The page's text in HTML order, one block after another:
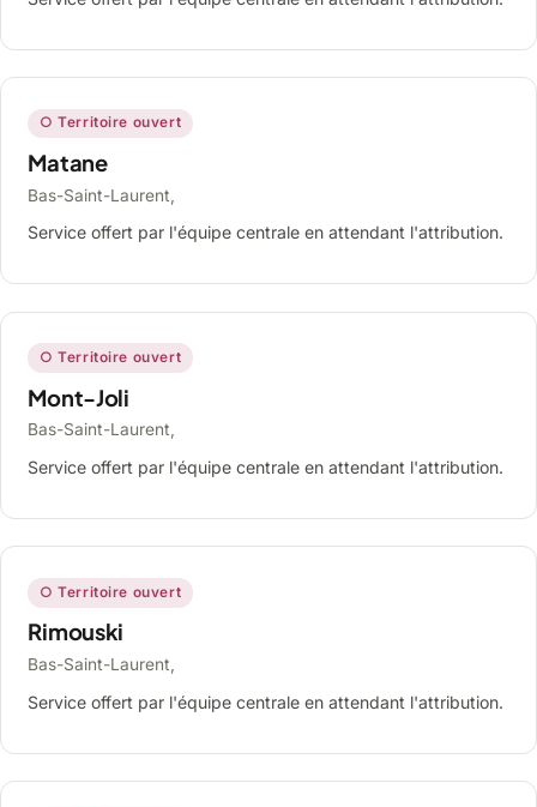
○ Territoire ouvert
Matane
Bas-Saint-Laurent,
Service offert par l'équipe centrale en attendant l'attribution.
○ Territoire ouvert
Mont-Joli
Bas-Saint-Laurent,
Service offert par l'équipe centrale en attendant l'attribution.
○ Territoire ouvert
Rimouski
Bas-Saint-Laurent,
Service offert par l'équipe centrale en attendant l'attribution.